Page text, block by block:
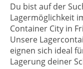
Du bist auf der
Lagermöglichkeit
Container City in
Unsere
eignen sich ideal
Lagerung deiner